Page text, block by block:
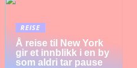
REISE
Å reise til New York
gir et innblikk i en by
som aldri tar pause